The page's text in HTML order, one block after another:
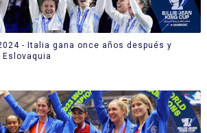
- Italia gana once años después y